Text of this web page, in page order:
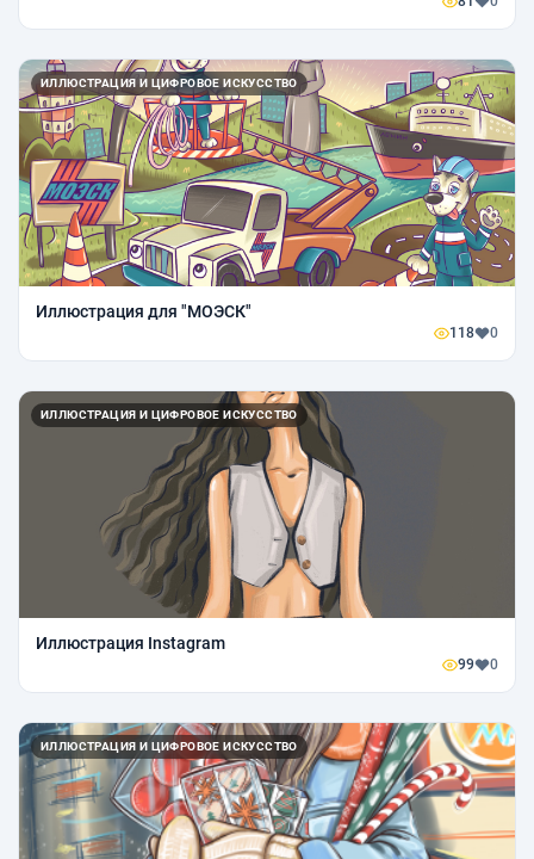
ИЛЛЮСТРАЦИЯ И ЦИФРОВОЕ ИСКУССТВО
Иллюстрация для "МОЭСК"
118 0
ИЛЛЮСТРАЦИЯ И ЦИФРОВОЕ ИСКУССТВО
Иллюстрация Instagram
99 0
ИЛЛЮСТРАЦИЯ И ЦИФРОВОЕ ИСКУССТВО